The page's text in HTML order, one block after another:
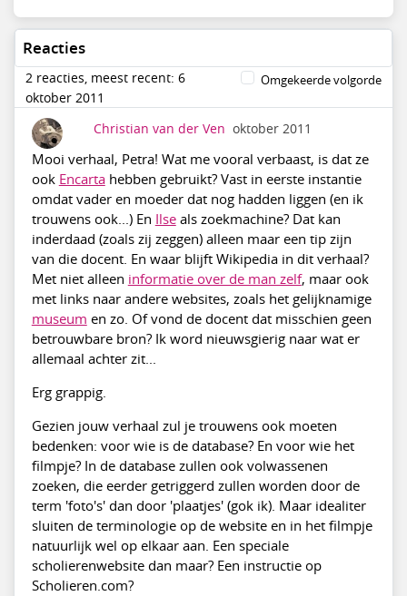
Reacties
2 reacties, meest recent: 6
oktober 2011
Omgekeerde volgorde
Christian van der Ven oktober 2011
Mooi verhaal, Petra! Wat me vooral verbaast, is dat ze
ook Encartahebben gebruikt? Vast in eerste instantie
omdat vader en moeder dat nog hadden liggen (en ik
trouwens ook...) En Ilseals zoekmachine? Dat kan
inderdaad (zoals zij zeggen) alleen maar een tip zijn
van die docent. En waar blijft Wikipedia in dit verhaal?
Met niet alleen informatie over de man zelf, maar ook
met links naar andere websites, zoals het gelijknamige
museum en zo. Of vond de docent dat misschien geen
betrouwbare bron? Ik word nieuwsgierig naar wat er
allemaal achter zit...
Erg grappig.
Gezien jouw verhaal zul je trouwens ook moeten
bedenken: voor wie is de database? En voor wie het
filmpje? In de database zullen ook volwassenen
zoeken, die eerder getriggerd zullen worden door de
term 'foto's' dan door 'plaatjes' (gok ik). Maar idealiter
sluiten de terminologie op de website en in het filmpje
natuurlijk wel op elkaar aan. Een speciale
scholierenwebsite dan maar? Een instructie op
Scholieren.com?